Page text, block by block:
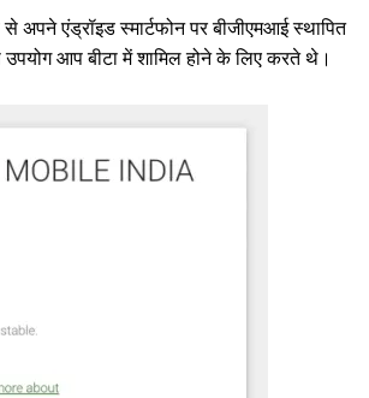
अपने एंड्रॉइड स्मार्टफोन पर बीजीएमआई स्थापित
आप बीटा में शामिल होने के लिए करते थे।